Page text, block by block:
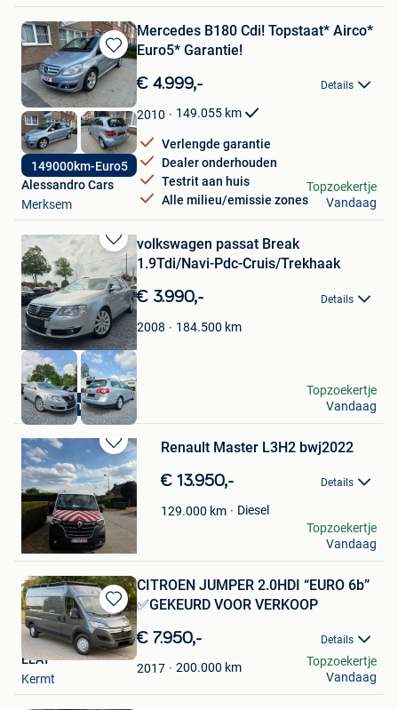
Bewaren
in
Mijn
Favorieten
149000km-Euro5
Mercedes B180 Cdi! Topstaat* Airco*
Euro5* Garantie!
€ 4.999,- Details
2010 149.055 km
Verlengde garantie
Dealer onderhouden
Testrit aan huis
Alle milieu/emissie zones
Alessandro Cars
Merksem
Topzoekertje
Vandaag
Bewaren
in
Mijn
Favorieten
Overname wagen
volkswagen passat Break
1.9Tdi/Navi-Pdc-Cruis/Trekhaak
€ 3.990,- Details
2008 184.500 km
Dr Cars
Ieper
Topzoekertje
Vandaag
Bewaren
in
Mijn
Favorieten
Renault Master L3H2 bwj2022
€ 13.950,- Details
129.000 km
Diesel
T&K
Gentbrugge
Topzoekertje
Vandaag
Bewaren
in
Mijn
Favorieten
CITROEN JUMPER 2.0HDI “EURO 6b”
✅GEKEURD VOOR VERKOOP
€ 7.950,- Details
2017 200.000 km
ELAY
Kermt
Topzoekertje
Vandaag